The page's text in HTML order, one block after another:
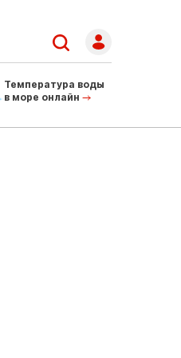
Температура воды
в море онлайн